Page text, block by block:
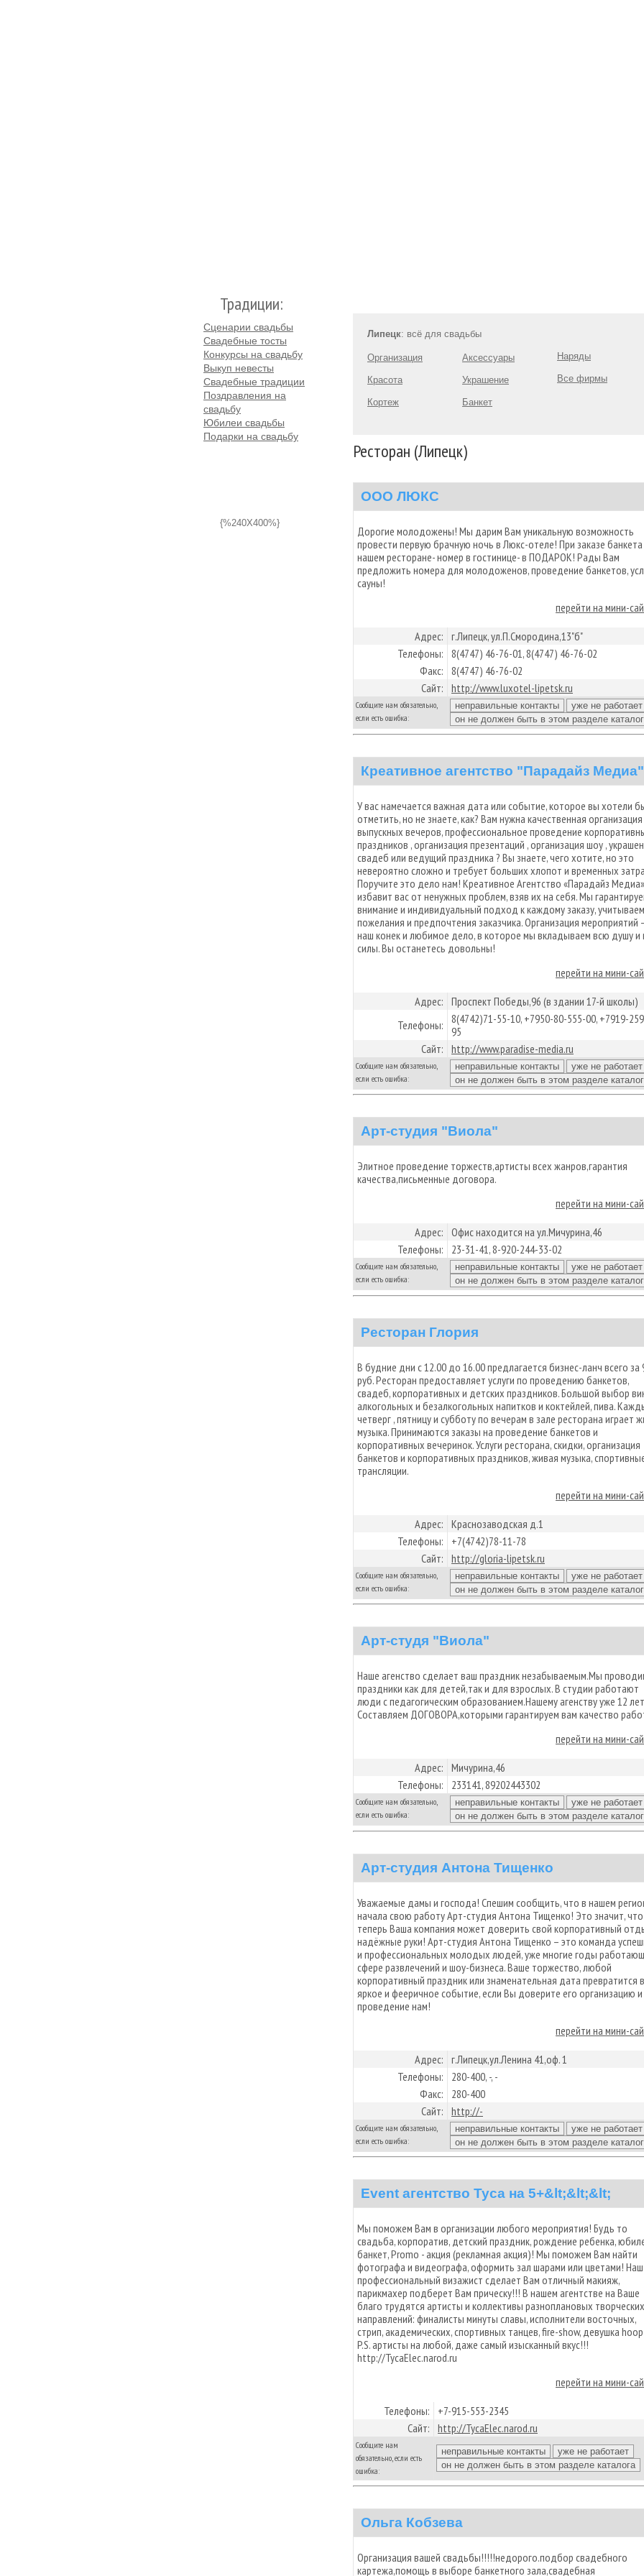
Традиции:
Сценарии свадьбы
Свадебные тосты
Конкурсы на свадьбу
Выкуп невесты
Свадебные традиции
Поздравления на
свадьбу
Юбилеи свадьбы
Подарки на свадьбу
{%240X400%}
Липецк: всё для свадьбы
Организация
Красота
Кортеж
Аксессуары
Украшение
Банкет
Наряды
Все фирмы
Ресторан (Липецк)
ООО ЛЮКС
Дорогие молодожены! Мы дарим Вам уникальную возможность
провести первую брачную ночь в Люкс-отеле! При заказе банкета
нашем ресторане- номер в гостинице- в ПОДАРОК! Рады Вам
предложить номера для молодоженов, проведение банкетов,
сауны!
перейти на мини-
Адрес: г.Липецк, ул.П.Смородина,13"б"
Телефоны: 8(4747) 46-76-01, 8(4747) 46-76-02
Факс: 8(4747) 46-76-02
Сайт: http://www.luxotel-lipetsk.ru
Сообщите нам обязательно,
если есть ошибка:
Креативное агентство "Парадайз Медиа"
У вас намечается важная дата или событие, которое вы хотели
отметить, но не знаете, как? Вам нужна качественная организация
выпускных вечеров, профессиональное проведение
праздников , организация презентаций , организация шоу ,
свадеб или ведущий праздника ? Вы знаете, чего хотите, но это
невероятно сложно и требует больших хлопот и временных
Поручите это дело нам! Креативное Агентство «Парадайз Медиа»
избавит вас от ненужных проблем, взяв их на себя. Мы
внимание и индивидуальный подход к каждому заказу,
пожелания и предпочтения заказчика. Организация мероприятий
наш конек и любимое дело, в которое мы вкладываем всю душу и
силы. Вы останетесь довольны!
перейти на мини-
Адрес: Проспект Победы,96 (в здании 17-й школы)
Телефоны: 8(4742)71-55-10, +7950-80-555-00, +7919-
95
Сайт: http://www.paradise-media.ru
Сообщите нам обязательно,
если есть ошибка:
Арт-студия "Виола"
Элитное проведение торжеств,артисты всех жанров,гарантия
качества,письменные договора.
перейти на мини-
Адрес: Офис находится на ул.Мичурина,46
Телефоны:
23-31-41, 8-920-244-33-02
Сообщите нам обязательно,
если есть ошибка:
Ресторан Глория
В будние дни с 12.00 до 16.00 предлагается бизнес-ланч всего за
руб. Ресторан предоставляет услуги по проведению банкетов,
свадеб, корпоративных и детских праздников. Большой выбор
алкогольных и безалкогольных напитков и коктейлей, пива.
четверг , пятницу и субботу по вечерам в зале ресторана играет
музыка. Принимаются заказы на проведение банкетов и
корпоративных вечеринок. Услуги ресторана, скидки, организация
банкетов и корпоративных праздников, живая музыка,
трансляции.
перейти на мини-
Адрес: Краснозаводская д.1
Телефоны:
+7(4742)78-11-78
Сайт: http://gloria-lipetsk.ru
Сообщите нам обязательно,
если есть ошибка:
Арт-студя "Виола"
Наше агенство сделает ваш праздник незабываемым.Мы
праздники как для детей,так и для взрослых. В студии работают
люди с педагогическим образованием.Нашему агенству уже 12
Составляем ДОГОВОРА,которыми гарантируем вам качество
перейти на мини-
Адрес: Мичурина,46
Телефоны:
233141, 89202443302
Сообщите нам обязательно,
если есть ошибка:
Арт-студия Антона Тищенко
Уважаемые дамы и господа! Спешим сообщить, что в нашем
начала свою работу Арт-студия Антона Тищенко! Это значит, что
теперь Ваша компания может доверить свой корпоративный
надёжные руки! Арт-студия Антона Тищенко – это команда
и профессиональных молодых людей, уже многие годы
сфере развлечений и шоу-бизнеса. Ваше торжество, любой
корпоративный праздник или знаменательная дата превратится в
яркое и фееричное событие, если Вы доверите его организацию и
проведение нам!
перейти на мини-
Адрес: г.Липецк,ул.Ленина 41,оф. 1
Телефоны:
280-400, -, -
Факс:
280-400
Сайт: http://-
Сообщите нам обязательно,
если есть ошибка:
Event агентство Туса на 5+&lt;&lt;&lt;
Мы поможем Вам в организации любого мероприятия! Будь то
свадьба, корпоратив, детский праздник, рождение ребенка,
банкет, Promo - акция (рекламная акция)! Мы поможем Вам найти
фотографа и видеографа, оформить зал шарами или цветами! Наш
профессиональный визажист сделает Вам отличный макияж,
парикмахер подберет Вам прическу!!! В нашем агентстве на Ваше
благо трудятся артисты и коллективы разноплановых творческих
направлений: финалисты минуты славы, исполнители восточных,
стрип, академических, спортивных танцев, fire-show, девушка
P.S. артисты на любой, даже самый изысканный вкус!!!
http://TycaElec.narod.ru
перейти на мини-
Телефоны:
+7-915-553-2345
Сайт: http://TycaElec.narod.ru
Сообщите нам
обязательно, если есть
ошибка:
Ольга Кобзева
Организация вашей свадьбы!!!!!недорого.подбор свадебного
картежа,помощь в выборе банкетного зала,свадебная